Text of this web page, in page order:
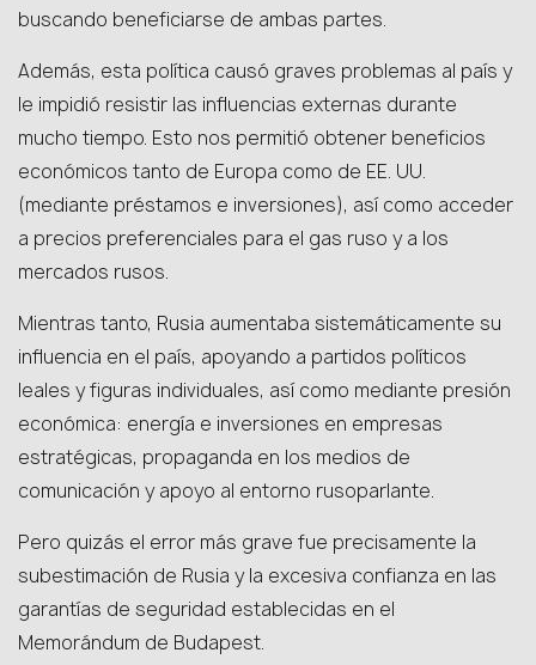
buscando beneficiarse de ambas partes.
Además, esta política causó graves problemas al país y
le impidió resistir las influencias externas durante
mucho tiempo. Esto nos permitió obtener beneficios
económicos tanto de Europa como de EE. UU.
(mediante préstamos e inversiones), así como acceder
a precios preferenciales para el gas ruso y a los
mercados rusos.
Mientras tanto, Rusia aumentaba sistemáticamente su
influencia en el país, apoyando a partidos políticos
leales y figuras individuales, así como mediante presión
económica: energía e inversiones en empresas
estratégicas, propaganda en los medios de
comunicación y apoyo al entorno rusoparlante.
Pero quizás el error más grave fue precisamente la
subestimación de Rusia y la excesiva confianza en las
garantías de seguridad establecidas en el
Memorándum de Budapest.